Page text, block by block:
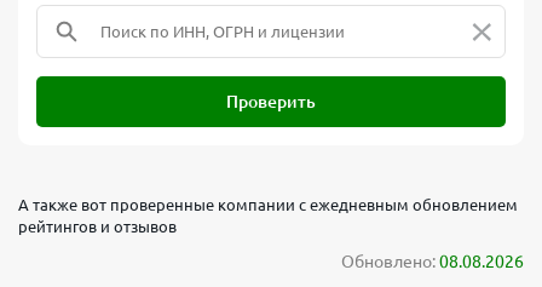
Проверить
×
А также вот проверенные компании с ежедневным обновлением
рейтингов и отзывов
Обновлено:08.08.2026